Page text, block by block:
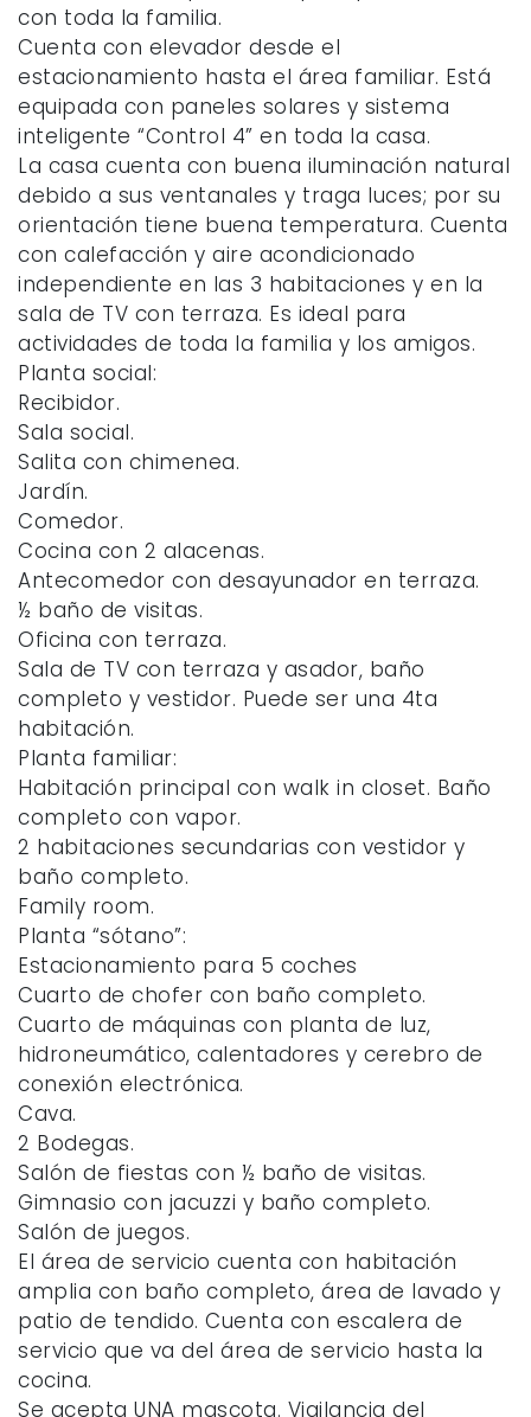
con toda la familia.
Cuenta con elevador desde el
estacionamiento hasta el área familiar. Está
equipada con paneles solares y sistema
inteligente “Control 4” en toda la casa.
La casa cuenta con buena iluminación natural
debido a sus ventanales y traga luces; por su
orientación tiene buena temperatura. Cuenta
con calefacción y aire acondicionado
independiente en las 3 habitaciones y en la
sala de TV con terraza. Es ideal para
actividades de toda la familia y los amigos.
Planta social:
Recibidor.
Sala social.
Salita con chimenea.
Jardín.
Comedor.
Cocina con 2 alacenas.
Antecomedor con desayunador en terraza.
½ baño de visitas.
Oficina con terraza.
Sala de TV con terraza y asador, baño
completo y vestidor. Puede ser una 4ta
habitación.
Planta familiar:
Habitación principal con walk in closet. Baño
completo con vapor.
2 habitaciones secundarias con vestidor y
baño completo.
Family room.
Planta “sótano”:
Estacionamiento para 5 coches
Cuarto de chofer con baño completo.
Cuarto de máquinas con planta de luz,
hidroneumático, calentadores y cerebro de
conexión electrónica.
Cava.
2 Bodegas.
Salón de fiestas con ½ baño de visitas.
Gimnasio con jacuzzi y baño completo.
Salón de juegos.
El área de servicio cuenta con habitación
amplia con baño completo, área de lavado y
patio de tendido. Cuenta con escalera de
servicio que va del área de servicio hasta la
cocina.
Se acepta UNA mascota. Vigilancia del